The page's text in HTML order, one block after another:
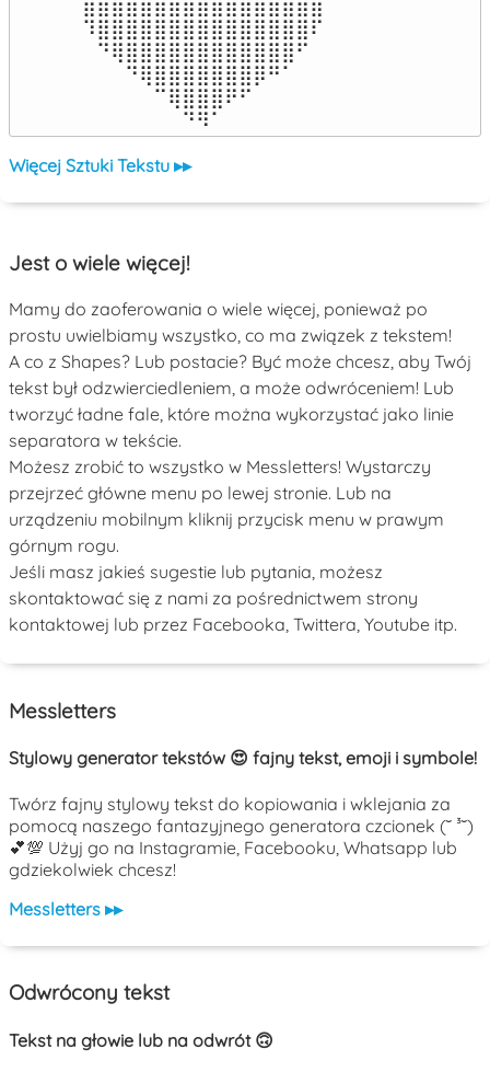
⣿⣿⣿⣿⣿⣿⣿⣿⣿⣿⣿⣿⣿⣿⣿⣿⣿
⠹⣿⣿⣿⣿⣿⣿⣿⣿⣿⣿⣿⣿⣿⣿⣿⠏
⠀⠙⢿⣿⣿⣿⣿⣿⣿⣿⣿⣿⣿⣿⣿⠋⠀
⠀⠀⠀⠙⢿⣿⣿⣿⣿⣿⣿⣿⡿⠛⠁⠀⠀
⠀⠀⠀⠀⠀⠉⢿⣿⣿⣿⠟⠋⠀⠀⠀⠀⠀
⠀⠀⠀⠀⠀⠀⠀⠙⠻⠁⠀⠀⠀⠀⠀⠀⠀⠀⠀⠀⠀⠀⠀
Więcej Sztuki Tekstu ▸▸
Jest o wiele więcej!
Mamy do zaoferowania o wiele więcej, ponieważ po
prostu uwielbiamy wszystko, co ma związek z tekstem!
A co z Shapes? Lub postacie? Być może chcesz, aby Twój
tekst był odzwierciedleniem, a może odwróceniem! Lub
tworzyć ładne fale, które można wykorzystać jako linie
separatora w tekście.
Możesz zrobić to wszystko w Messletters! Wystarczy
przejrzeć główne menu po lewej stronie. Lub na
urządzeniu mobilnym kliknij przycisk menu w prawym
górnym rogu.
Jeśli masz jakieś sugestie lub pytania, możesz
skontaktować się z nami za pośrednictwem strony
kontaktowej lub przez Facebooka, Twittera, Youtube itp.
Messletters
Stylowy generator tekstów 😍 fajny tekst, emoji i symbole!
Twórz fajny stylowy tekst do kopiowania i wklejania za
pomocą naszego fantazyjnego generatora czcionek (˘ ³˘)
💕💯 Użyj go na Instagramie, Facebooku, Whatsapp lub
gdziekolwiek chcesz!
Messletters ▸▸
Odwrócony tekst
Tekst na głowie lub na odwrót 🙃